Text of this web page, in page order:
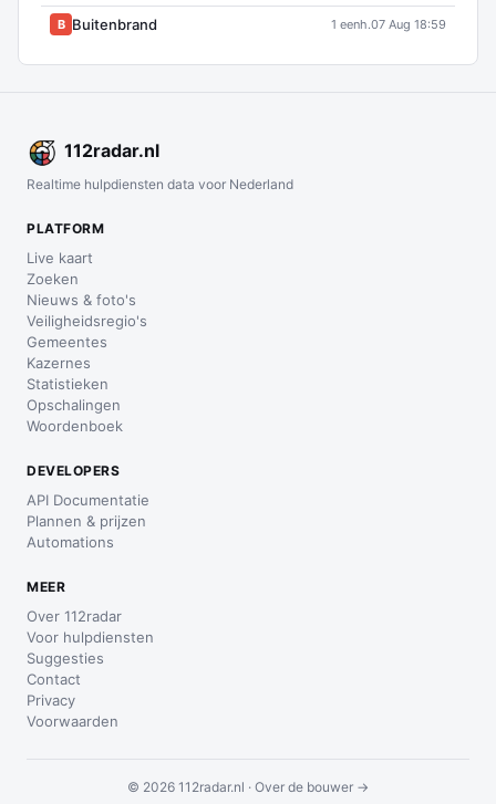
B Buitenbrand 1 eenh.07 Aug 18:59
112radar.nl
Realtime hulpdiensten data voor Nederland
PLATFORM
Live kaart
Zoeken
Nieuws & foto's
Veiligheidsregio's
Gemeentes
Kazernes
Statistieken
Opschalingen
Woordenboek
DEVELOPERS
API Documentatie
Plannen & prijzen
Automations
MEER
Over 112radar
Voor hulpdiensten
Suggesties
Contact
Privacy
Voorwaarden
© 2026 112radar.nl · Over de bouwer →